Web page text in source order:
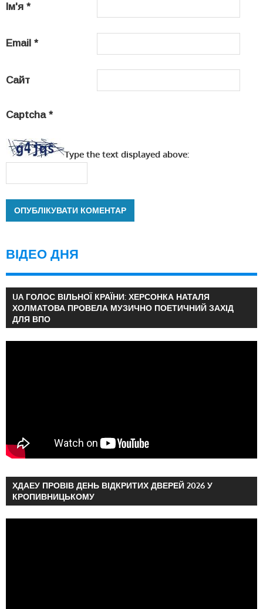
Ім'я *
Email *
Сайт
Captcha *
Type the text displayed above:
ВІДЕО ДНЯ
UA ГОЛОС ВІЛЬНОЇ КРАЇНИ: ХЕРСОНКА НАТАЛЯ
ХОЛМАТОВА ПРОВЕЛА МУЗИЧНО ПОЕТИЧНИЙ ЗАХІД
ДЛЯ ВПО
ХДАЕУ ПРОВІВ ДЕНЬ ВІДКРИТИХ ДВЕРЕЙ 2026 У
КРОПИВНИЦЬКОМУ